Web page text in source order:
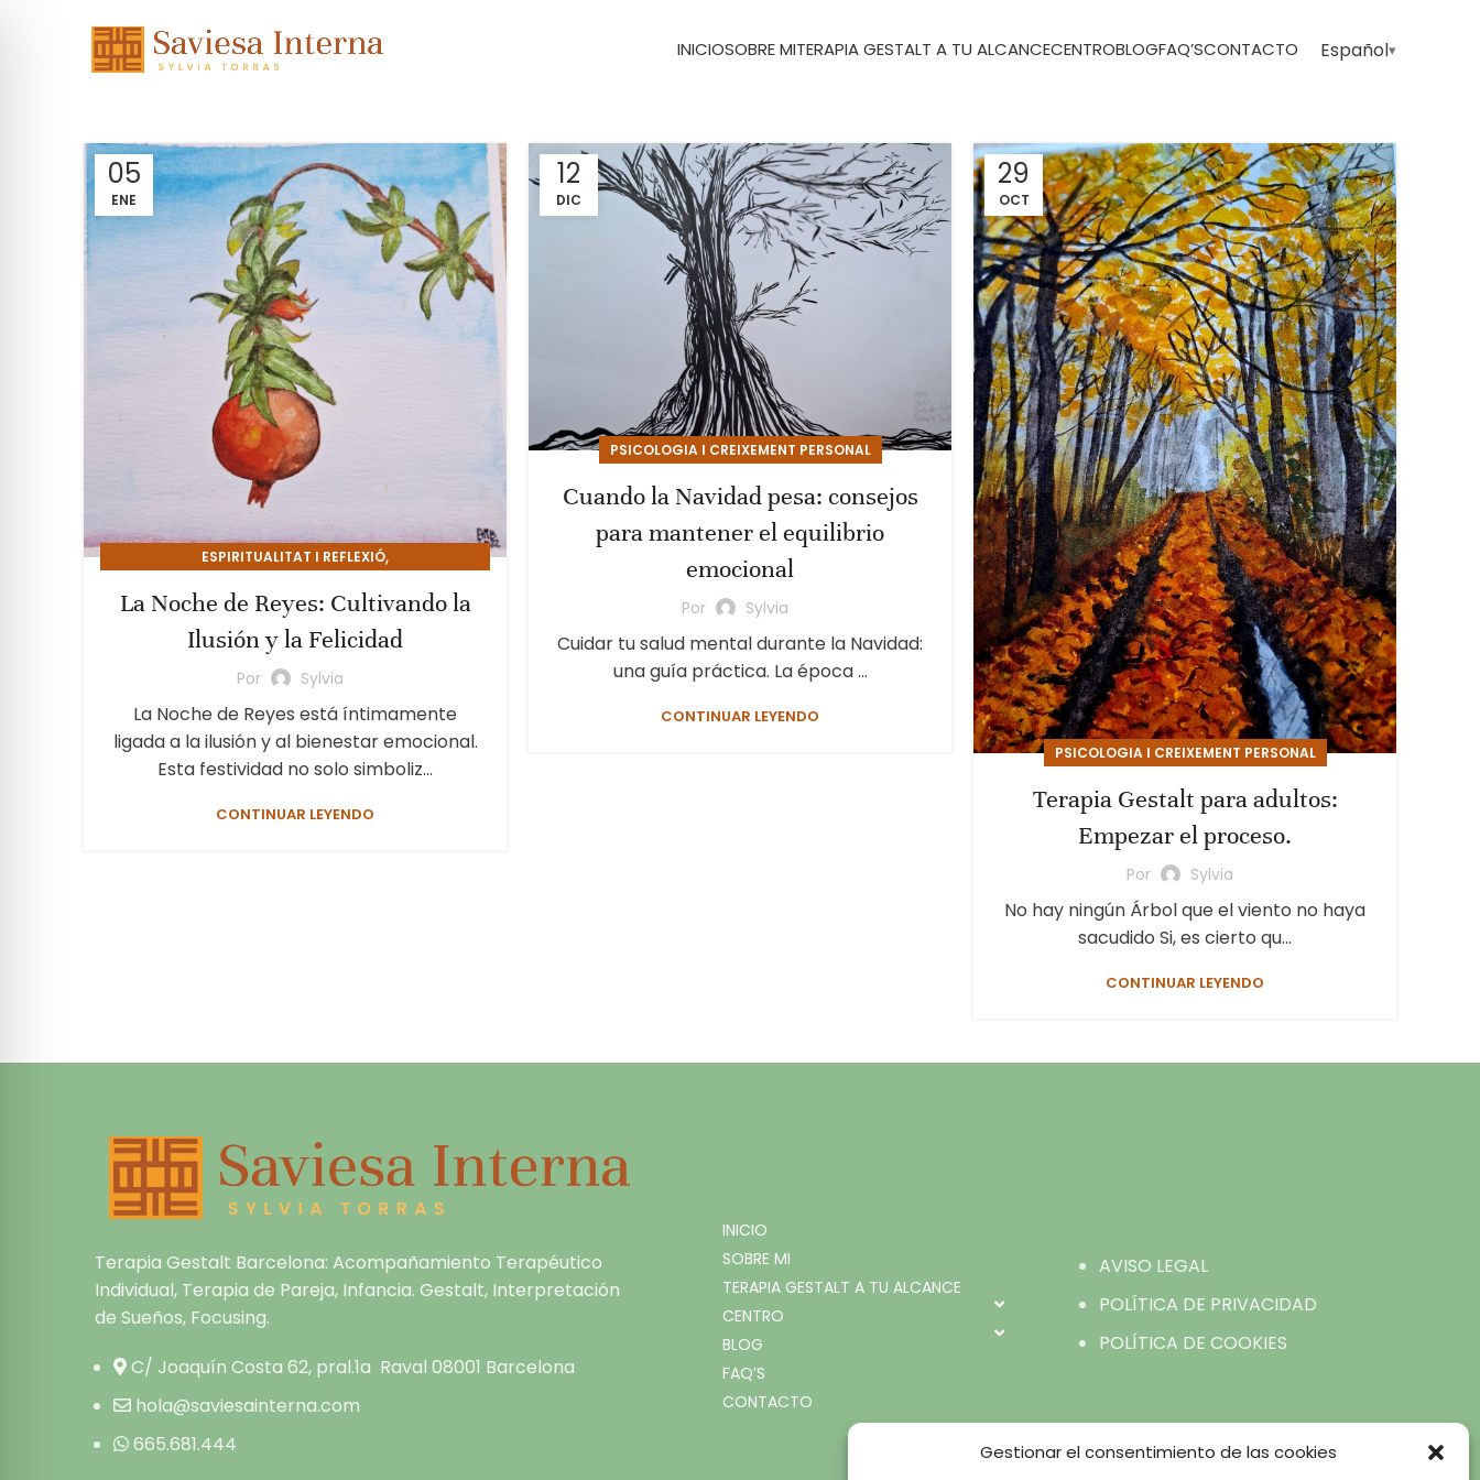
Gestionar el consentimiento de las cookies
INICIOSOBRE MITERAPIA GESTALT A TU ALCANCECENTROBLOGFAQ’SCONTACTO Español
05
ENE
ESPIRITUALITAT I REFLEXIÓ,
La Noche de Reyes: Cultivando la
Ilusión y la Felicidad
Por Sylvia
La Noche de Reyes está íntimamente
ligada a la ilusión y al bienestar emocional.
Esta festividad no solo simboliz...
CONTINUAR LEYENDO
12
DIC
PSICOLOGIA I CREIXEMENT PERSONAL
Cuando la Navidad pesa: consejos
para mantener el equilibrio
emocional
Por Sylvia
Cuidar tu salud mental durante la Navidad:
una guía práctica. La época ...
CONTINUAR LEYENDO
29
OCT
PSICOLOGIA I CREIXEMENT PERSONAL
Terapia Gestalt para adultos:
Empezar el proceso.
Por Sylvia
No hay ningún Árbol que el viento no haya
sacudido Si, es cierto qu...
CONTINUAR LEYENDO
Terapia Gestalt Barcelona: Acompañamiento Terapéutico
Individual, Terapia de Pareja, Infancia. Gestalt, Interpretación
de Sueños, Focusing.
C/ Joaquín Costa 62, pral.1a Raval 08001 Barcelona
hola@saviesainterna.com
665.681.444
INICIO
SOBRE MI
TERAPIA GESTALT A TU ALCANCE
CENTRO
BLOG
FAQ’S
CONTACTO
AVISO LEGAL
POLÍTICA DE PRIVACIDAD
POLÍTICA DE COOKIES